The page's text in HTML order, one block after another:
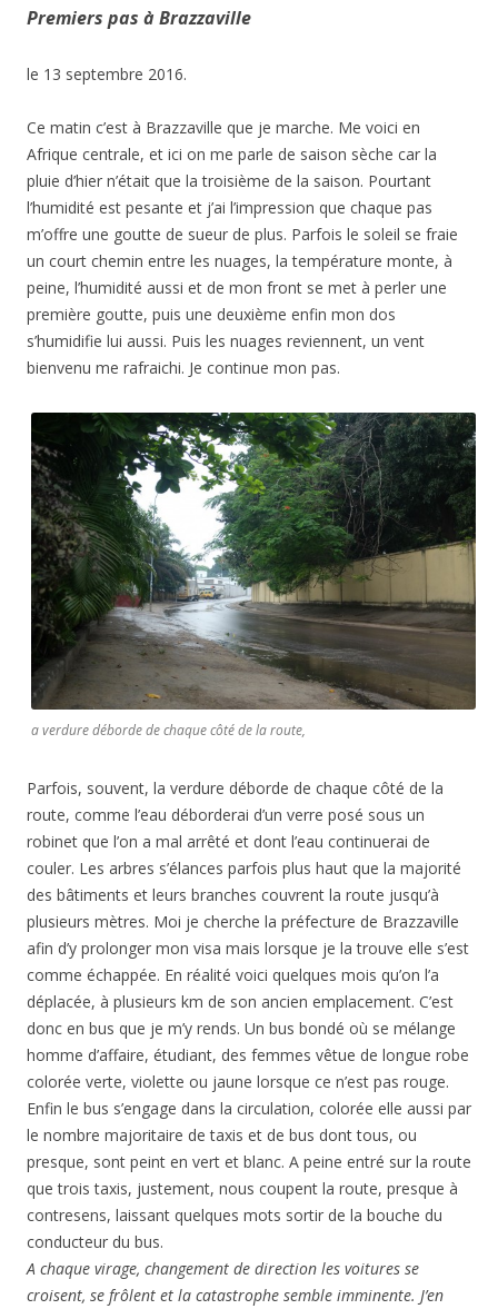
Premiers pas à Brazzaville
le 13 septembre 2016.
Ce matin c’est à Brazzaville que je marche. Me voici en
Afrique centrale, et ici on me parle de saison sèche car la
pluie d’hier n’était que la troisième de la saison. Pourtant
l’humidité est pesante et j’ai l’impression que chaque pas
m’offre une goutte de sueur de plus. Parfois le soleil se fraie
un court chemin entre les nuages, la température monte, à
peine, l’humidité aussi et de mon front se met à perler une
première goutte, puis une deuxième enfin mon dos
s’humidifie lui aussi. Puis les nuages reviennent, un vent
bienvenu me rafraichi. Je continue mon pas.
a verdure déborde de chaque côté de la route,
Parfois, souvent, la verdure déborde de chaque côté de la
route, comme l’eau déborderai d’un verre posé sous un
robinet que l’on a mal arrêté et dont l’eau continuerai de
couler. Les arbres s’élances parfois plus haut que la majorité
des bâtiments et leurs branches couvrent la route jusqu’à
plusieurs mètres. Moi je cherche la préfecture de Brazzaville
afin d’y prolonger mon visa mais lorsque je la trouve elle s’est
comme échappée. En réalité voici quelques mois qu’on l’a
déplacée, à plusieurs km de son ancien emplacement. C’est
donc en bus que je m’y rends. Un bus bondé où se mélange
homme d’affaire, étudiant, des femmes vêtue de longue robe
colorée verte, violette ou jaune lorsque ce n’est pas rouge.
Enfin le bus s’engage dans la circulation, colorée elle aussi par
le nombre majoritaire de taxis et de bus dont tous, ou
presque, sont peint en vert et blanc. A peine entré sur la route
que trois taxis, justement, nous coupent la route, presque à
contresens, laissant quelques mots sortir de la bouche du
conducteur du bus.
A chaque virage, changement de direction les voitures se
croisent, se frôlent et la catastrophe semble imminente. J’en